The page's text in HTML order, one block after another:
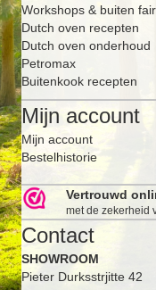
Workshops & buiten
Dutch oven recepten
Dutch oven onderhoud
Petromax
Buitenkook recepten
Mijn account
Mijn account
Bestelhistorie
Vertrouwd
met de zekerheid
Contact
SHOWROOM
Pieter Durksstrjitte 42